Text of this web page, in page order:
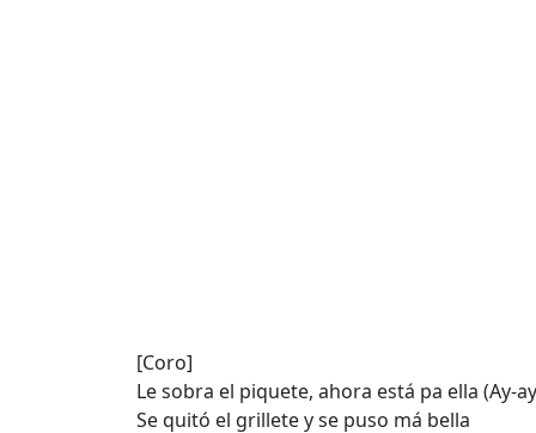
[Coro]
Le sobra el piquete, ahora está pa ella (Ay-
Se quitó el grillete y se puso má bella